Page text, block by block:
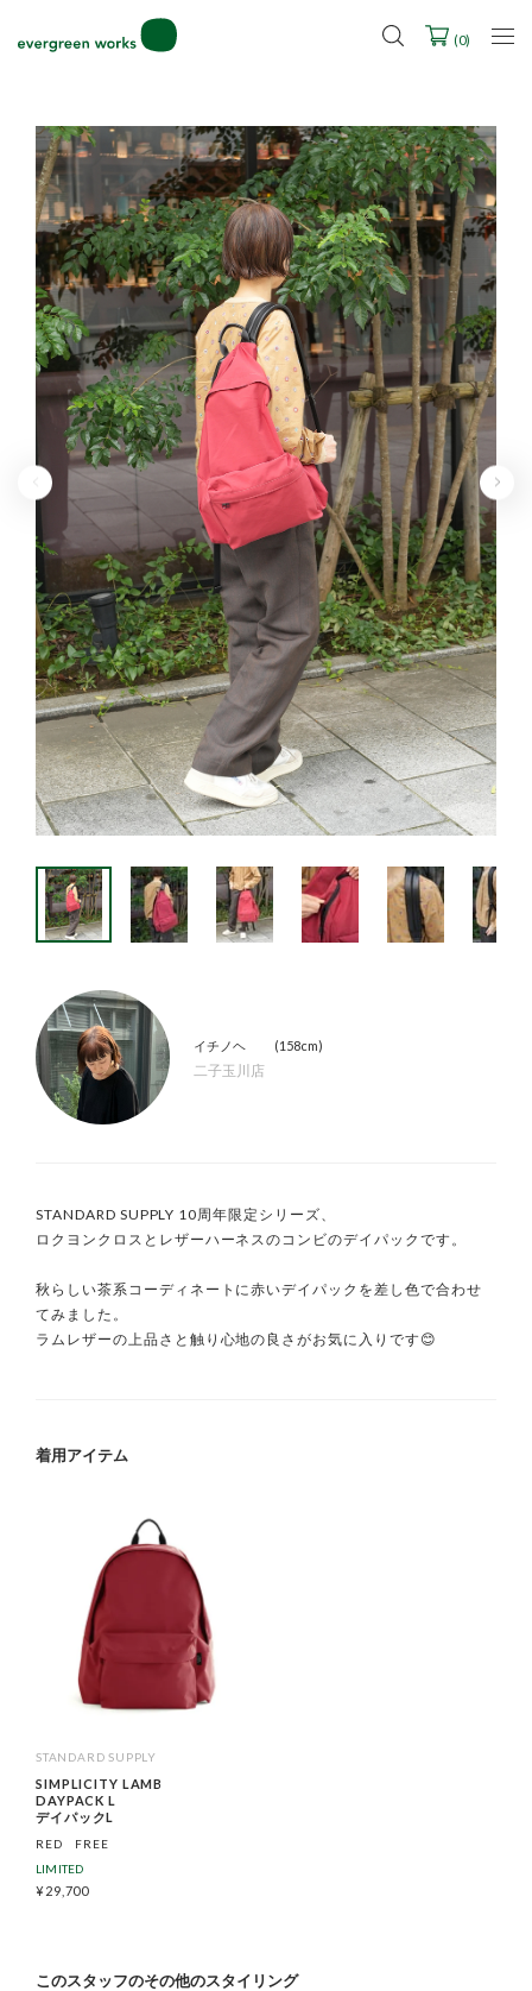
2027年ご入学用ランドセル受注会スケジュール
(0)
イチノヘ
二子玉川店
158cm
STANDARD SUPPLY 10周年限定シリーズ、
ロクヨンクロスとレザーハーネスのコンビのデイパックです。
秋らしい茶系コーディネートに赤いデイパックを差し色で合わせ
てみました。
ラムレザーの上品さと触り心地の良さがお気に入りです😊
着用アイテム
STANDARD SUPPLY
SIMPLICITY LAMB
DAYPACK L
デイパックL
RED
FREE
LIMITED
¥29,700
このスタッフのその他のスタイリング